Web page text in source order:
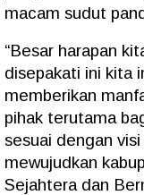
macam sudut
“Besar harapan
disepakati ini kita
memberikan
pihak terutama
sesuai dengan
mewujudkan
Sejahtera dan